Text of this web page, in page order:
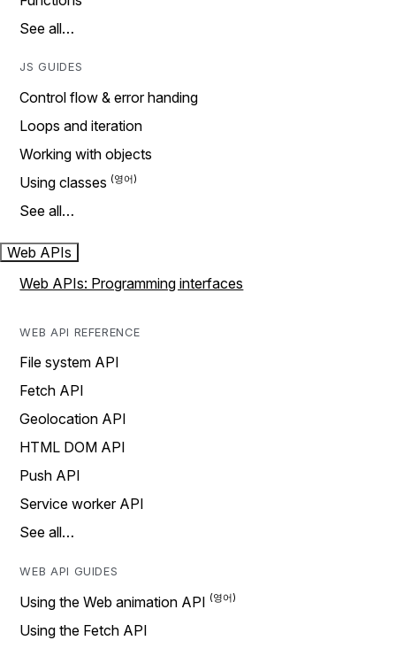
See all…
JS GUIDES
Control flow & error handing
Loops and iteration
Working with objects
Using classes
See all…
Web APIs
Web APIs: Programming interfaces
WEB API REFERENCE
File system API
Fetch API
Geolocation API
HTML DOM API
Push API
Service worker API
See all…
WEB API GUIDES
Using the Web animation API
Using the Fetch API